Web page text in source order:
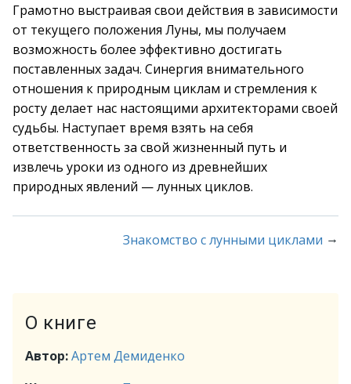
Грамотно выстраивая свои действия в зависимости
от текущего положения Луны, мы получаем
возможность более эффективно достигать
поставленных задач. Синергия внимательного
отношения к природным циклам и стремления к
росту делает нас настоящими архитекторами своей
судьбы. Наступает время взять на себя
ответственность за свой жизненный путь и
извлечь уроки из одного из древнейших
природных явлений — лунных циклов.
Знакомство с лунными циклами →
О книге
Автор:Артем Демиденко